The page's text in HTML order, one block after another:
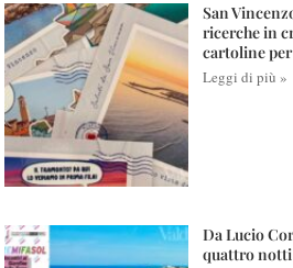
San
ricerche in
cartoline
Leggi di più »
Da Lucio
quattro notti